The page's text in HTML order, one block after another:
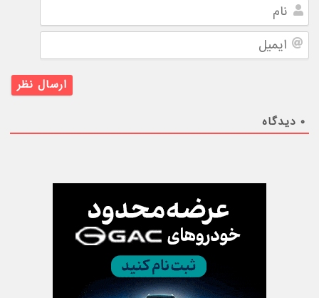
نام
ایمیل
۰ دیدگاه